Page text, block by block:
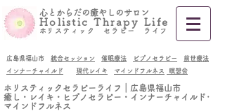
​心とからだの癒やしのサロン
Holistic Thrapy Life
​ ホリスティック セラピー ライフ
広島県福山市 統合セッション 催眠療法 ピプノセラピー
前世療法
インナーチャイルド
現代レイキ マインドフルネス 瞑想会
ホリスティックセラピーライフ｜広島県福山市
癒し・レイキ・ヒプノセラピー・インナーチャイルド･
マインドフルネス